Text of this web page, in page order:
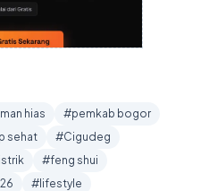
hias
#pemkab bogor
sehat
#Cigudeg
#feng shui
#lifestyle